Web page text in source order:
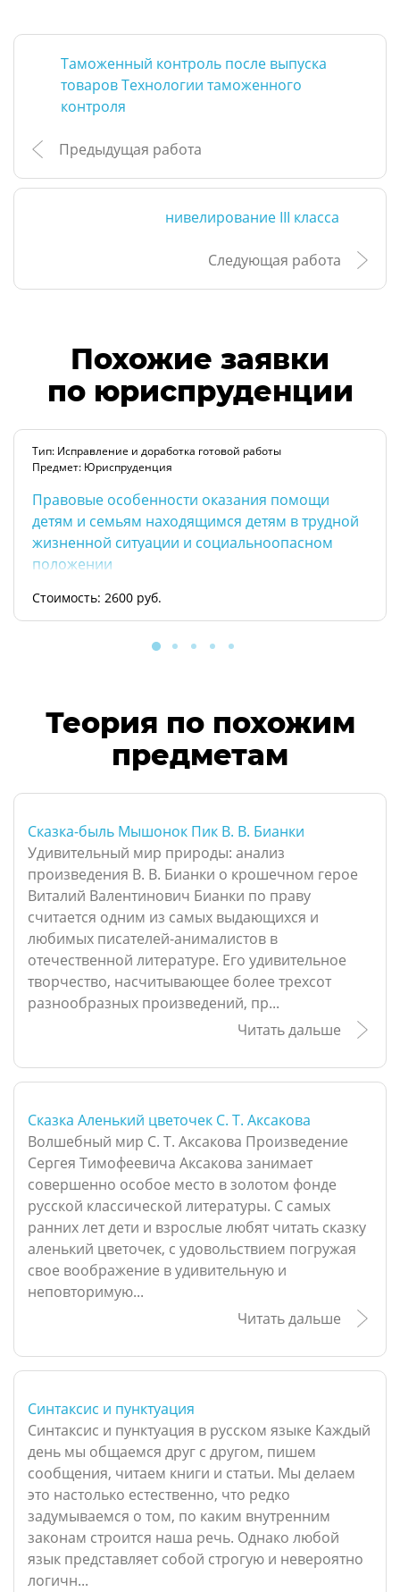
Таможенный контроль после выпуска
товаров Технологии таможенного
контроля
Предыдущая работа
нивелирование III класса
Следующая работа
Похожие заявки
по юриспруденции
Тип: Исправление и доработка готовой работы
Предмет: Юриспруденция
Правовые особенности оказания помощи
детям и семьям находящимся детям в трудной
жизненной ситуации и социальноопасном
положении
Стоимость: 2600 руб.
Теория по похожим
предметам
Сказка-быль Мышонок Пик В. В. Бианки
Удивительный мир природы: анализ
произведения В. В. Бианки о крошечном герое
Виталий Валентинович Бианки по праву
считается одним из самых выдающихся и
любимых писателей-анималистов в
отечественной литературе. Его удивительное
творчество, насчитывающее более трехсот
разнообразных произведений, пр...
Читать дальше
Сказка Аленький цветочек С. Т. Аксакова
Волшебный мир С. Т. Аксакова Произведение
Сергея Тимофеевича Аксакова занимает
совершенно особое место в золотом фонде
русской классической литературы. С самых
ранних лет дети и взрослые любят читать сказку
аленький цветочек, с удовольствием погружая
свое воображение в удивительную и
неповторимую...
Читать дальше
Синтаксис и пунктуация
Синтаксис и пунктуация в русском языке Каждый
день мы общаемся друг с другом, пишем
сообщения, читаем книги и статьи. Мы делаем
это настолько естественно, что редко
задумываемся о том, по каким внутренним
законам строится наша речь. Однако любой
язык представляет собой строгую и невероятно
логичн...